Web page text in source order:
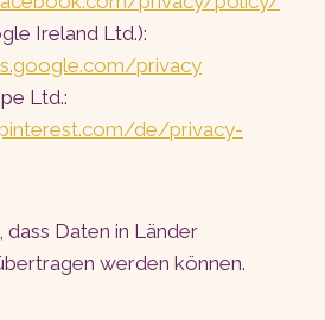
Ireland Ltd.):
privacy
Ltd.:
de/privacy-
Daten in Länder
werden können.